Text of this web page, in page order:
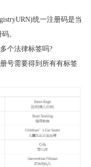
统一注册码是当
。
个法律标签吗?
号需要得到所有有标签